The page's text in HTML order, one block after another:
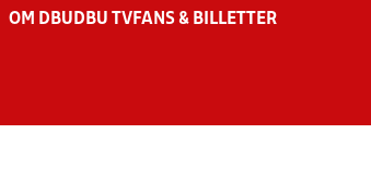
OM DBU DBU TV FANS & BILLETTER